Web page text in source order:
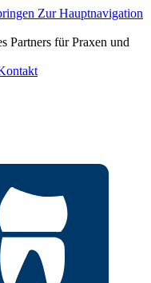
Zur Hauptnavigation
Partners für Praxen und